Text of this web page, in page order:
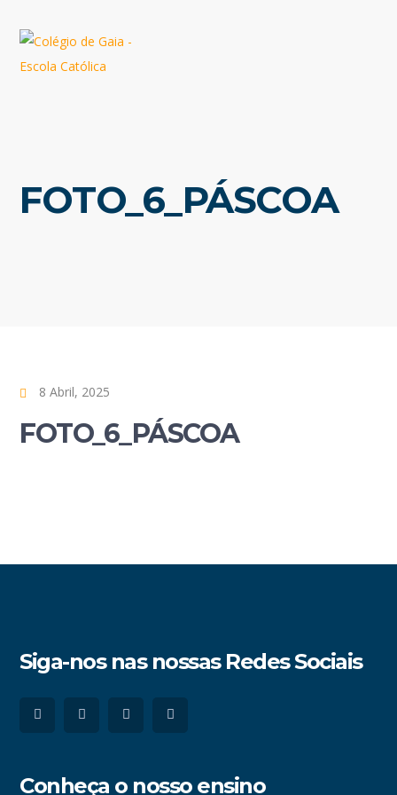
FOTO_6_PÁSCOA
8 Abril, 2025
FOTO_6_PÁSCOA
Siga-nos nas nossas Redes Sociais
Conheça o nosso ensino